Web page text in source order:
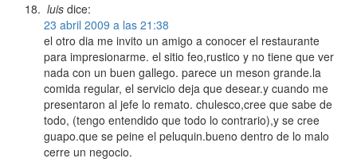
luis dice:
23 abril 2009 a las 21:38
el otro dia me invito un amigo a conocer el restaurante
para impresionarme. el sitio feo,rustico y no tiene que ver
nada con un buen gallego. parece un meson grande.la
comida regular, el servicio deja que desear.y cuando me
presentaron al jefe lo remato. chulesco,cree que sabe de
todo, (tengo entendido que todo lo contrario),y se cree
guapo.que se peine el peluquin.bueno dentro de lo malo
cerre un negocio.